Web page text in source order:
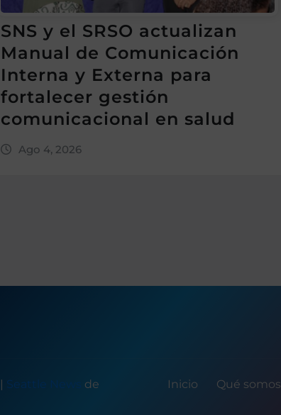
SNS y el SRSO actualizan
Manual de Comunicación
Interna y Externa para
fortalecer gestión
comunicacional en salud
Ago 4, 2026
Seattle News
de
Inicio Qué somos